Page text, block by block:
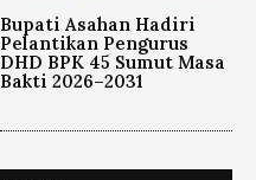
Bupati Asahan Hadiri
Pelantikan Pengurus
DHD BPK 45 Sumut Masa
Bakti 2026–2031